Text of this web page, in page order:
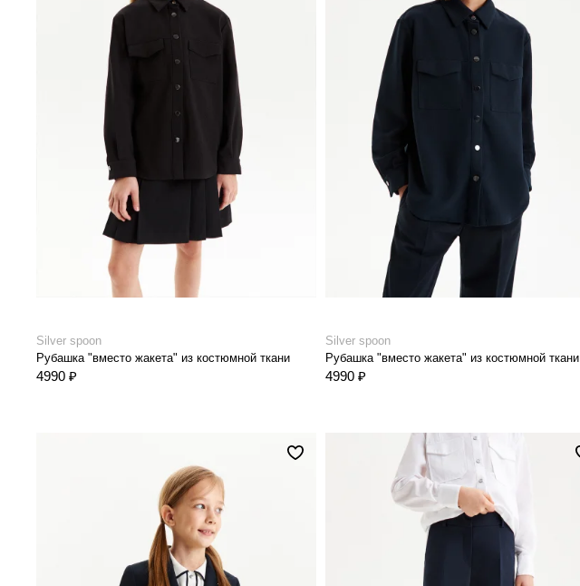
Silver spoon
Рубашка "вместо жакета" из костюмной ткани
4990 ₽
Silver spoon
Рубашка "вместо жакета" из костюмной ткани
4990 ₽